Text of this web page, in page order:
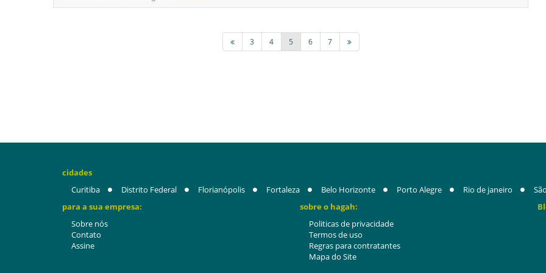
3 4 5 6 7
cidades
Curitiba
Distrito Federal Florianópolis Fortaleza Belo Horizonte Porto Alegre Rio de janeiro
para a sua empresa:
Sobre nós
Contato
Assine
sobre o hagah:
Politicas de privacidade
Termos de uso
Regras para contratantes
Mapa do Site